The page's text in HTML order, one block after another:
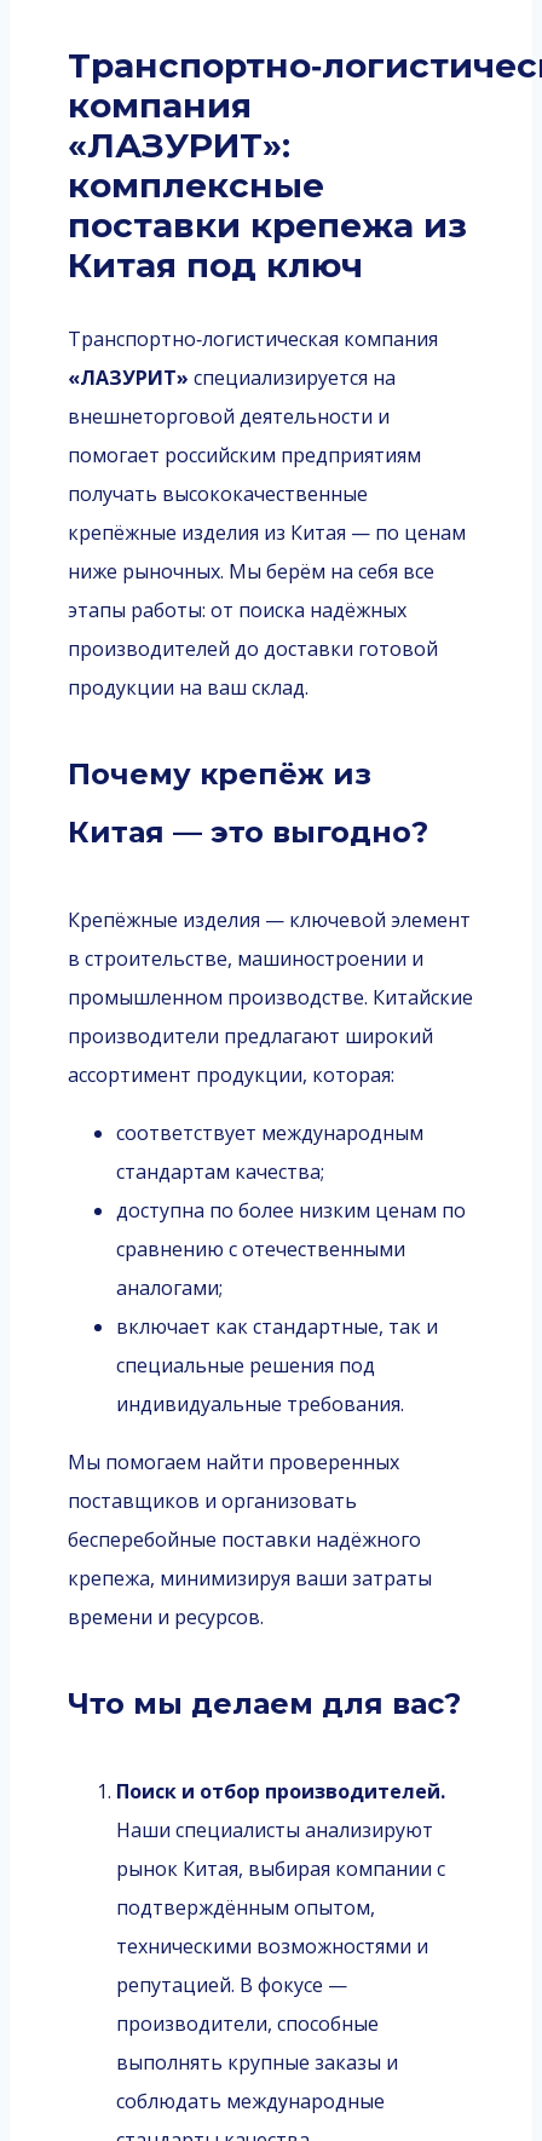
компания
«ЛАЗУРИТ»:
комплексные
поставки крепежа из
Китая под ключ
Транспортно‑логистическая компания
«ЛАЗУРИТ» специализируется на
внешнеторговой деятельности и
помогает российским предприятиям
получать высококачественные
крепёжные изделия из Китая — по ценам
ниже рыночных. Мы берём на себя все
этапы работы: от поиска надёжных
производителей до доставки готовой
продукции на ваш склад.
Почему крепёж из
Китая — это выгодно?
Крепёжные изделия — ключевой элемент
в строительстве, машиностроении и
промышленном производстве. Китайские
производители предлагают широкий
ассортимент продукции, которая:
соответствует международным
стандартам качества;
доступна по более низким ценам по
сравнению с отечественными
аналогами;
включает как стандартные, так и
специальные решения под
индивидуальные требования.
Мы помогаем найти проверенных
поставщиков и организовать
бесперебойные поставки надёжного
крепежа, минимизируя ваши затраты
времени и ресурсов.
Что мы делаем для вас?
Поиск и отбор производителей.
Наши специалисты анализируют
рынок Китая, выбирая компании с
подтверждённым опытом,
техническими возможностями и
репутацией. В фокусе —
производители, способные
выполнять крупные заказы и
соблюдать международные